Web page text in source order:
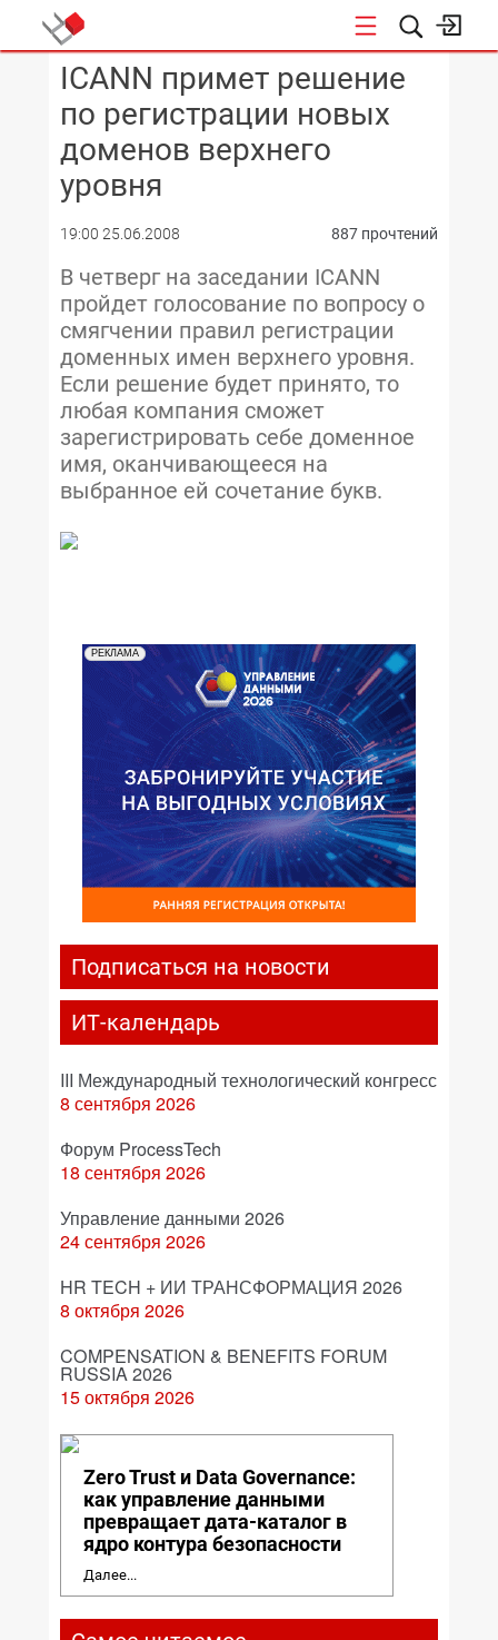
КОНФЕРЕНЦИИ
ICANN примет решение
по регистрации новых
доменов верхнего
уровня
19:00 25.06.2008 887 прочтений
В четверг на заседании ICANN
пройдет голосование по вопросу о
смягчении правил регистрации
доменных имен верхнего уровня.
Если решение будет принято, то
любая компания сможет
зарегистрировать себе доменное
имя, оканчивающееся на
выбранное ей сочетание букв.
РЕКЛАМА
Подписаться на новости
ИТ-календарь
III Международный технологический конгресс
8 сентября 2026
Форум ProcessTech
18 сентября 2026
Управление данными 2026
24 сентября 2026
HR TECH + ИИ ТРАНСФОРМАЦИЯ 2026
8 октября 2026
COMPENSATION & BENEFITS FORUM
RUSSIA 2026
15 октября 2026
Zero Trust и Data Governance:
как управление данными
превращает дата-каталог в
ядро контура безопасности
Далее...